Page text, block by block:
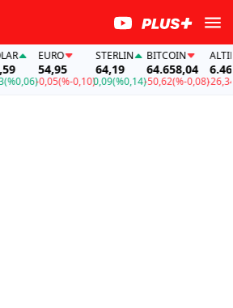
EURO
54,95
-0,05(%-0,10)
STERLIN
64,19
0,09(%0,14)
BITCOIN
64.658,04
-50,62(%-0,08)
ALTIN
-26,34